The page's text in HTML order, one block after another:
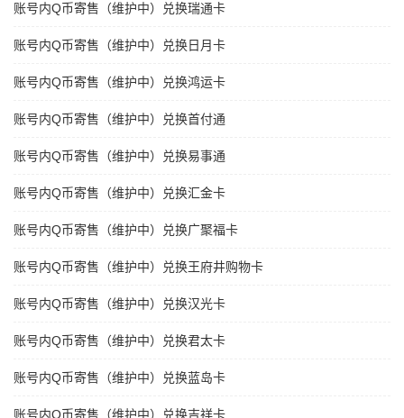
账号内Q币寄售（维护中）兑换瑞通卡
账号内Q币寄售（维护中）兑换日月卡
账号内Q币寄售（维护中）兑换鸿运卡
账号内Q币寄售（维护中）兑换首付通
账号内Q币寄售（维护中）兑换易事通
账号内Q币寄售（维护中）兑换汇金卡
账号内Q币寄售（维护中）兑换广聚福卡
账号内Q币寄售（维护中）兑换王府井购物卡
账号内Q币寄售（维护中）兑换汉光卡
账号内Q币寄售（维护中）兑换君太卡
账号内Q币寄售（维护中）兑换蓝岛卡
账号内Q币寄售（维护中）兑换吉祥卡